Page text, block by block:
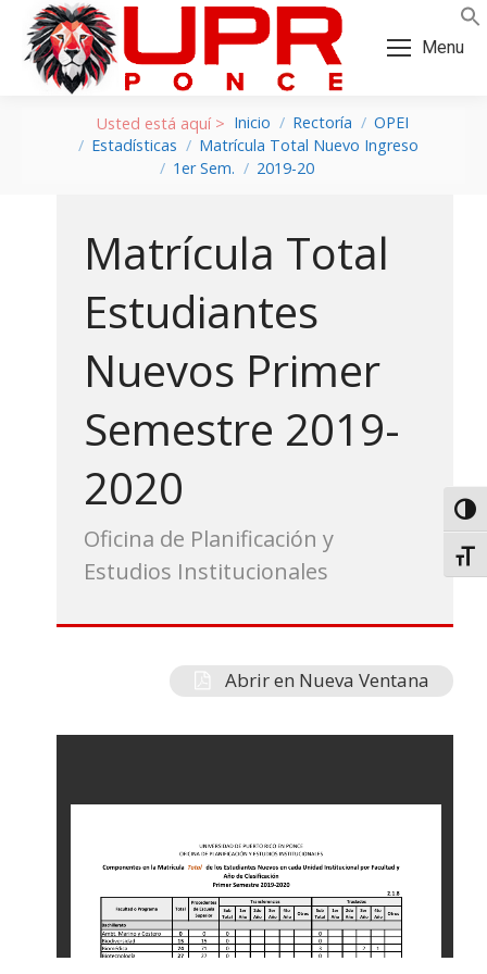
Skip
Content
Skip
navigation
Menu
Inicio Rectoría
OPEI
Estadísticas
Matrícula Total Nuevo Ingreso
1er Sem.
2019-20
Matrícula Total
Estudiantes
Nuevos Primer
Semestre 2019-
2020
Oficina de Planificación y
Estudios Institucionales
Abrir en Nueva Ventana